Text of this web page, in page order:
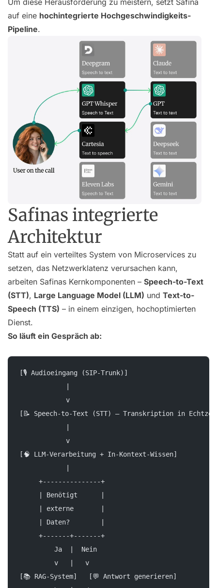
auf eine hochintegrierte Hochgeschwindigkeits-
Pipeline.
Safinas integrierte
Architektur
Statt auf ein verteiltes System von Microservices zu
setzen, das Netzwerklatenz verursachen kann,
arbeiten Safinas Kernkomponenten – Speech-to-Text
(STT), Large Language Model (LLM) und Text-to-
Speech (TTS) – in einem einzigen, hochoptimierten
Dienst.
So läuft ein Gespräch ab:
[🎙 Audioeingang (SIP-Trunk)]
            v
[📝 Speech-to-Text (STT) – Transkription in
            v
[🧠 LLM-Verarbeitung + In-Kontext-Wissen]
     +---------------+
     | Benötigt      |
     | externe       |
     | Daten?        |
     +-------+-------+
         Ja  |  Nein
         v   |   v
[📚 RAG-System]   [💬 Antwort generieren]